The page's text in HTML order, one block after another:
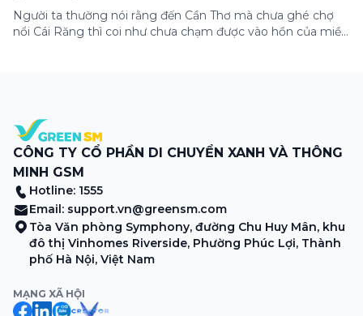
Người ta thường nói rằng đến Cần Thơ mà chưa ghé chợ
nổi Cái Răng thì coi như chưa chạm được vào hồn của miền
CÔNG TY CỔ PHẦN DI CHUYỂN XANH VÀ THÔNG
MINH GSM
Hotline: 1555
Email: support.vn@greensm.com
Tòa Văn phòng Symphony, đường Chu Huy Mân, khu
đô thị Vinhomes Riverside, Phường Phúc Lợi, Thành
phố Hà Nội, Việt Nam
MẠNG XÃ HỘI